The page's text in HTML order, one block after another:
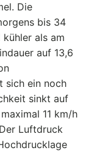
Die
bis 34
als am
auf 13,6
sich ein noch
sinkt auf
11 km/h
Luftdruck